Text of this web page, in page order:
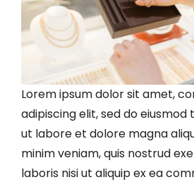
Lorem ipsum dolor sit amet,
adipiscing elit, sed do
ut labore et dolore magna
minim veniam, quis nostrud
laboris nisi ut aliquip ex ea